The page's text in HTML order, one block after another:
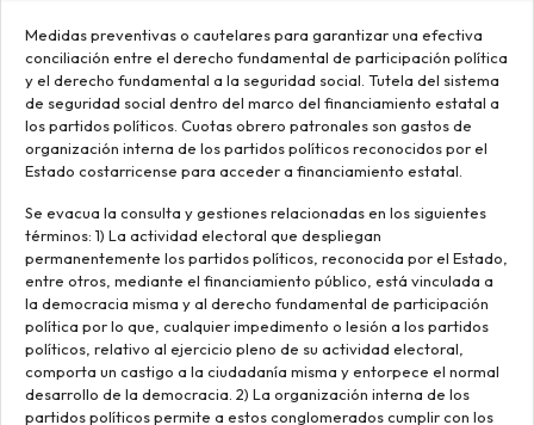
Medidas preventivas o cautelares para garantizar una efectiva
conciliación entre el derecho fundamental de participación política
y el derecho fundamental a la seguridad social. Tutela del sistema
de seguridad social dentro del marco del financiamiento estatal a
los partidos políticos. Cuotas obrero patronales son gastos de
organización interna de los partidos políticos reconocidos por el
Estado costarricense para acceder a financiamiento estatal.
Se evacua la consulta y gestiones relacionadas en los siguientes
términos: 1) La actividad electoral que despliegan
permanentemente los partidos políticos, reconocida por el Estado,
entre otros, mediante el financiamiento público, está vinculada a
la democracia misma y al derecho fundamental de participación
política por lo que, cualquier impedimento o lesión a los partidos
políticos, relativo al ejercicio pleno de su actividad electoral,
comporta un castigo a la ciudadanía misma y entorpece el normal
desarrollo de la democracia. 2) La organización interna de los
partidos políticos permite a estos conglomerados cumplir con los